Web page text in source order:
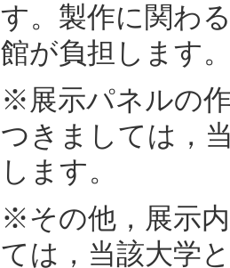
す。製作に関わ
館が負担します
※展示パネルの
つきましては，
します。
※その他，展示
ては，当該大学